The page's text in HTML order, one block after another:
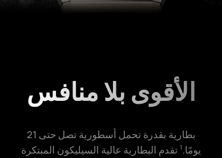
الأقوى بلا منافس
بطارية بقدرة تحمل أسطورية تصل حتى 21
يومًا.1 تقدم البطارية عالية السيليكون المبتكرة